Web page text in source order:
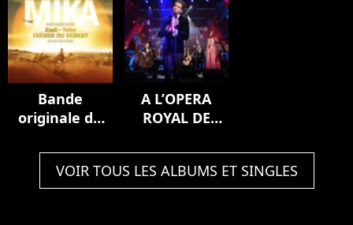
Bande
originale du
Téhu, frères
du désert
A L’OPERA
ROYAL DE
(Live)
VOIR TOUS LES ALBUMS ET SINGLES